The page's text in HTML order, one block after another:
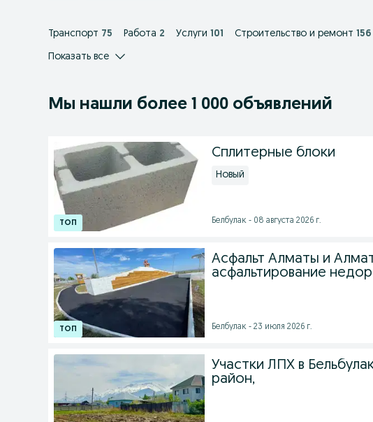
Транспорт 75 Работа 2 Услуги 101 Строительство и ремонт 156
Показать все
Мы нашли более 1 000 объявлений
Сплитерные блоки
Новый
Белбулак - 08 августа 2026 г.
Асфальт Алматы и
асфальтирование
Белбулак - 23 июля 2026 г.
Участки ЛПХ в
район,